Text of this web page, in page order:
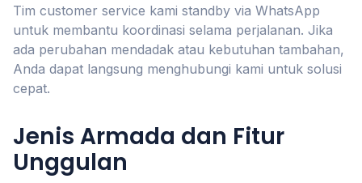
Tim customer service kami standby via WhatsApp
untuk membantu koordinasi selama perjalanan. Jika
ada perubahan mendadak atau kebutuhan tambahan,
Anda dapat langsung menghubungi kami untuk solusi
cepat.
Jenis Armada dan Fitur
Unggulan